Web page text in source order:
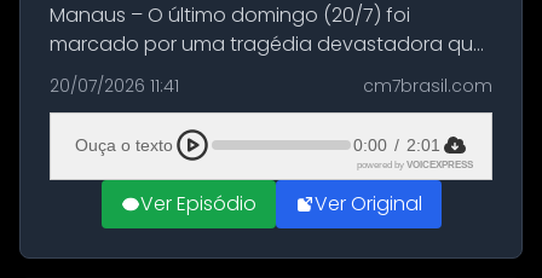
Manaus – O último domingo (20/7) foi
marcado por uma tragédia devastadora que
resultou na morte precoce de dois jovens na
BR-174, na zona rural de Manaus. Um passeio
com destino a um típico café regio...
20/07/2026 11:41 cm7brasil.com
Ouça o texto 0:00 / 2:01
powered by VOICEXPRESS
Ver Episódio Ver Original